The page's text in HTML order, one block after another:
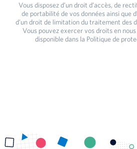
Vous disposez d’un droit d’accès, de
de portabilité de vos données ainsi que
d’un droit de limitation du traitement des
Vous pouvez exercer vos droits en
disponible dans la Politique de